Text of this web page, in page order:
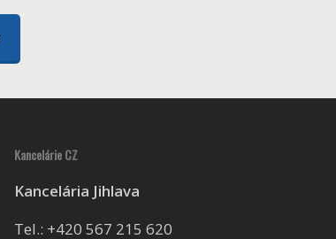
Kancelárie CZ
Kancelária Jihlava
Tel.: +420 567 215 620